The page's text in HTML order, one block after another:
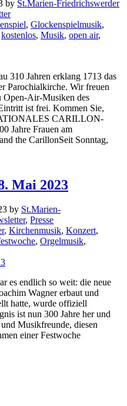
by St.Marien-Friedrichswerder
, Glockenspielmusik,
kostenlos, Musik, open air,
310 Jahren erklang 1713 das
Parochialkirche. Wir freuen
Open-Air-­Musiken des
ist frei. Kommen Sie,
CARILLON-
Jahre Frauen am
the CarillonSeit Sonntag,
Mai 2023
by St.Marien-
, Presse
, Kirchenmusik, Konzert,
, Orgelmusik,
es endlich so weit: die neue
Wagner erbaut und
hatte, wurde offiziell
ist nun 300 Jahre her und
Musikfreunde, diesen
einer Festwoche